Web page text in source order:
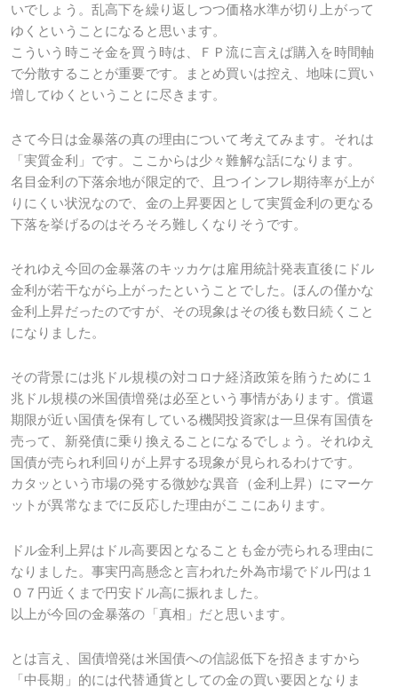
いでしょう。乱高下を繰り返しつつ価格水準が切り上がって
ゆくということになると思います。
こういう時こそ金を買う時は、ＦＰ流に言えば購入を時間軸
で分散することが重要です。まとめ買いは控え、地味に買い
増してゆくということに尽きます。
さて今日は金暴落の真の理由について考えてみます。それは
「実質金利」です。ここからは少々難解な話になります。
名目金利の下落余地が限定的で、且つインフレ期待率が上が
りにくい状況なので、金の上昇要因として実質金利の更なる
下落を挙げるのはそろそろ難しくなりそうです。
それゆえ今回の金暴落のキッカケは雇用統計発表直後にドル
金利が若干ながら上がったということでした。ほんの僅かな
金利上昇だったのですが、その現象はその後も数日続くこと
になりました。
その背景には兆ドル規模の対コロナ経済政策を賄うために１
兆ドル規模の米国債増発は必至という事情があります。償還
期限が近い国債を保有している機関投資家は一旦保有国債を
売って、新発債に乗り換えることになるでしょう。それゆえ
国債が売られ利回りが上昇する現象が見られるわけです。
カタッという市場の発する微妙な異音（金利上昇）にマーケ
ットが異常なまでに反応した理由がここにあります。
ドル金利上昇はドル高要因となることも金が売られる理由に
なりました。事実円高懸念と言われた外為市場でドル円は１
０７円近くまで円安ドル高に振れました。
以上が今回の金暴落の「真相」だと思います。
とは言え、国債増発は米国債への信認低下を招きますから
「中長期」的には代替通貨としての金の買い要因となりま